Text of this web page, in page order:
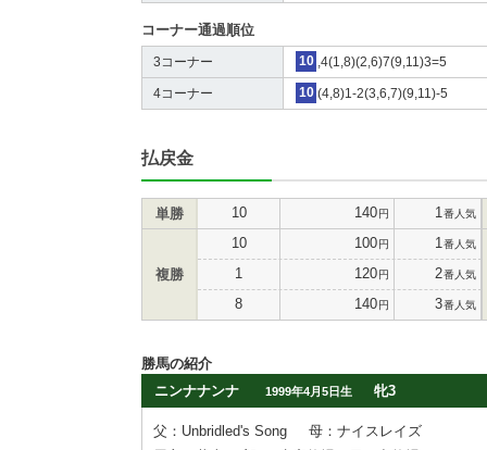
コーナー通過順位
3コーナー 10 ,4(1,8)(2,6)7(9,11)3=5
4コーナー 10 (4,8)1-2(3,6,7)(9,11)-5
払戻金
単勝 10 140円 1 番人気
複勝
10 100円 1 番人気
1 120円 2番人気
8 140円 3番人気
勝馬の紹介
ニンナナンナ
1999年4月5日生 牝3
父：Unbridled's Song
母：ナイスレイズ